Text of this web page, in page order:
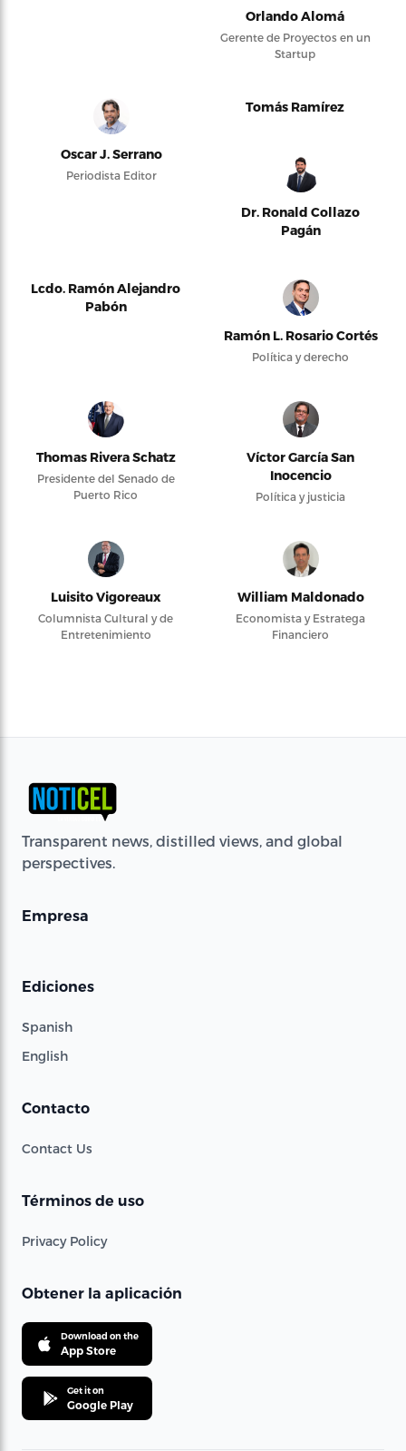
Orlando Alomá
Gerente de Proyectos en un
Startup
Oscar J. Serrano
Periodista Editor
Tomás Ramírez
Dr. Ronald Collazo
Pagán
Lcdo. Ramón Alejandro
Pabón
Ramón L. Rosario Cortés
Política y derecho
Thomas Rivera Schatz
Presidente del Senado de
Puerto Rico
Víctor García San
Inocencio
Política y justicia
Luisito Vigoreaux
Columnista Cultural y de
Entretenimiento
William Maldonado
Economista y Estratega
Financiero
Transparent news, distilled views, and global
perspectives.
Empresa
Ediciones
Spanish
English
Contacto
Contact Us
Términos de uso
Privacy Policy
Obtener la aplicación
Download on the
App Store
Get it on
Google Play